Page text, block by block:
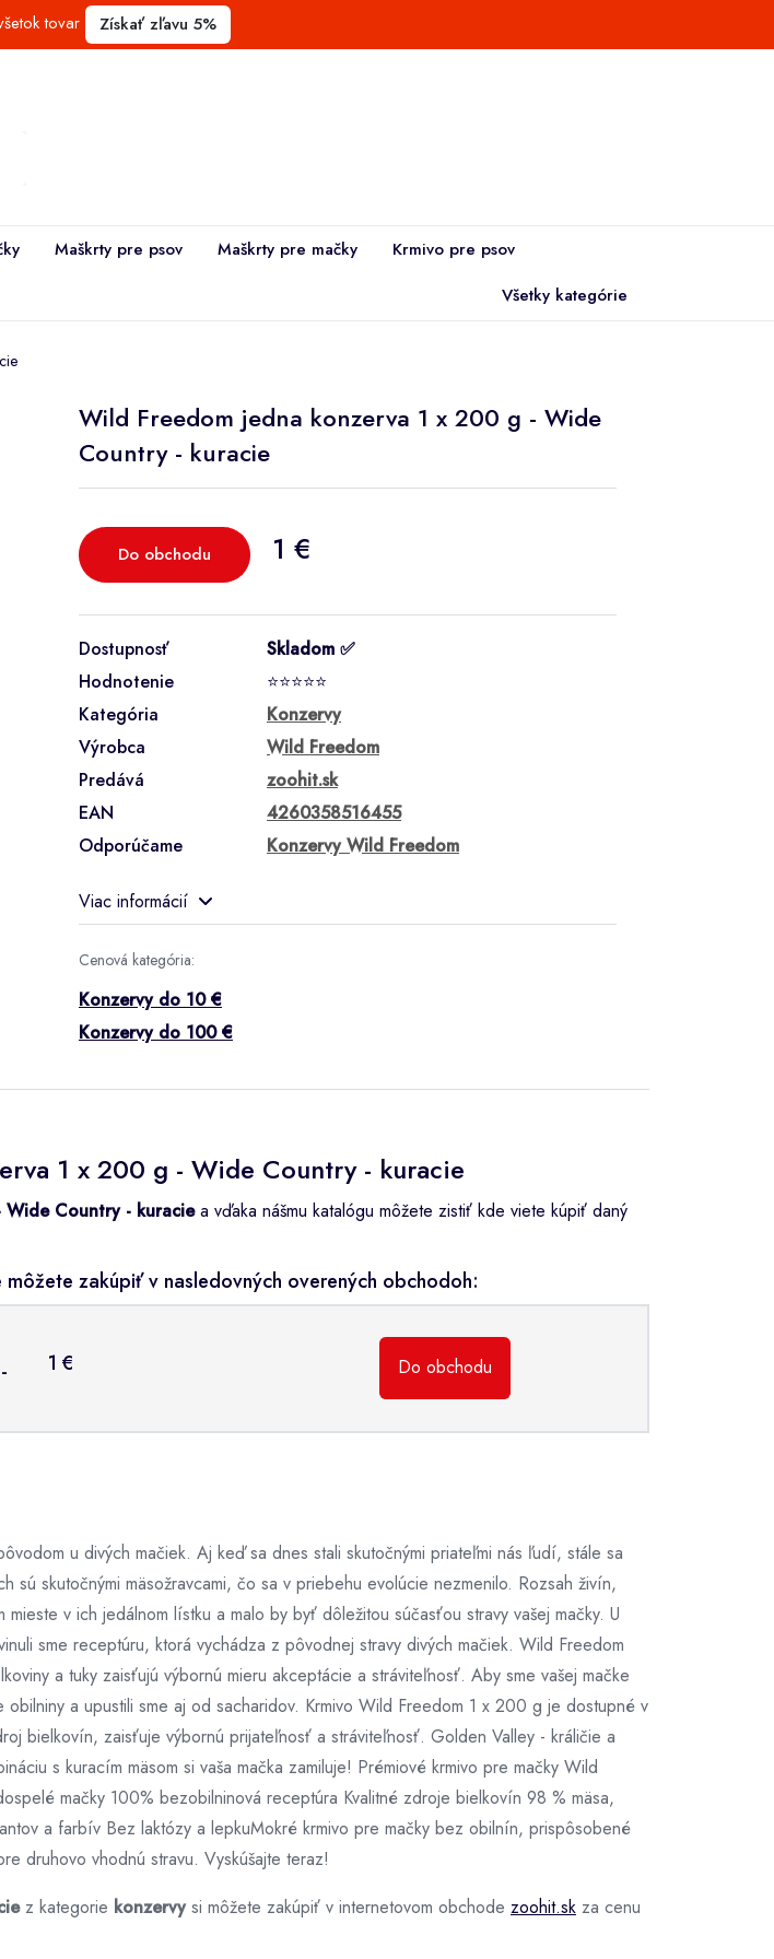
tovar Získať zľavu 5%
Maškrty pre psov Maškrty pre mačky
Krmivo pre psov
Všetky kategórie
Wild Freedom jedna konzerva 1 x 200 g - Wide
Country - kuracie
Do obchodu 1 €
Dostupnosť
Skladom ✅
Hodnotenie
⭐⭐⭐⭐⭐
Kategória
Konzervy
Výrobca
Wild Freedom
Predává
zoohit.sk
EAN
4260358516455
Odporúčame
Konzervy Wild Freedom
Viac informácií
Cenová kategória:
Konzervy do 10 €
Konzervy do 100 €
1 x 200 g - Wide Country - kuracie
Country - kuraciea vďaka nášmu katalógu môžete zistiť kde viete kúpiť daný
zakúpiť v nasledovných overených obchodoh:
1 € Do obchodu
u divých mačiek. Aj keď sa dnes stali skutočnými priateľmi nás ľudí, stále sa
skutočnými mäsožravcami, čo sa v priebehu evolúcie nezmenilo. Rozsah živín,
v ich jedálnom lístku a malo by byť dôležitou súčasťou stravy vašej mačky. U
sme receptúru, ktorá vychádza z pôvodnej stravy divých mačiek. Wild Freedom
a tuky zaisťujú výbornú mieru akceptácie a stráviteľnosť. Aby sme vašej mačke
a upustili sme aj od sacharidov. Krmivo Wild Freedom 1 x 200 g je dostupné v
bielkovín, zaisťuje výbornú prijateľnosť a stráviteľnosť. Golden Valley - králičie a
s kuracím mäsom si vaša mačka zamiluje! Prémiové krmivo pre mačky Wild
mačky 100% bezobilninová receptúra Kvalitné zdroje bielkovín 98 % mäsa,
a farbív Bez laktózy a lepkuMokré krmivo pre mačky bez obilnín, prispôsobené
druhovo vhodnú stravu. Vyskúšajte teraz!
z kategorie konzervysi môžete zakúpiť v internetovom obchode zoohit.sk za cenu